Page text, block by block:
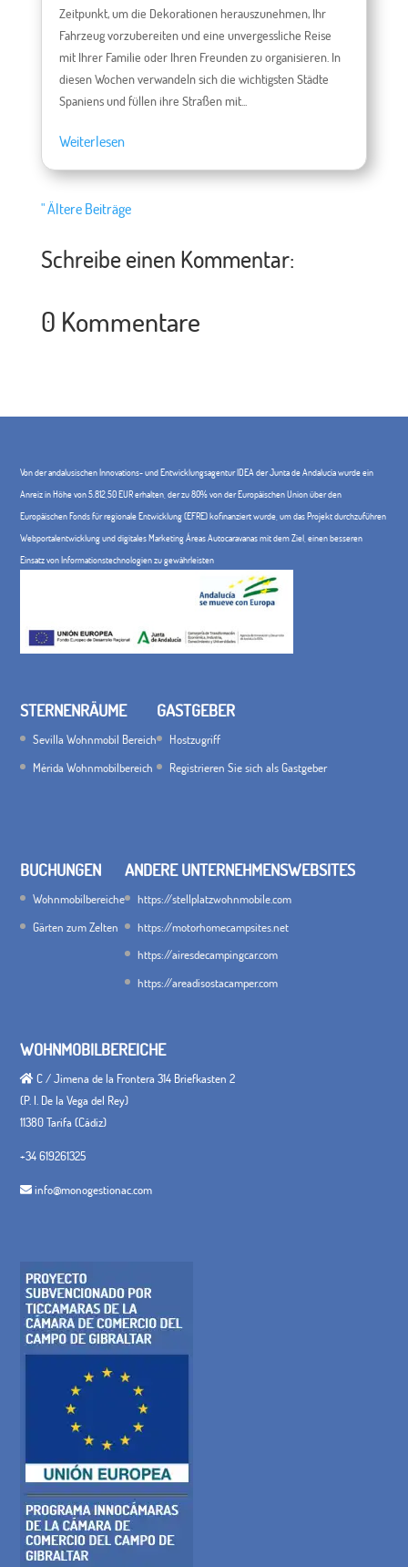
Zeitpunkt, um die Dekorationen herauszunehmen, Ihr
Fahrzeug vorzubereiten und eine unvergessliche Reise
mit Ihrer Familie oder Ihren Freunden zu organisieren. In
diesen Wochen verwandeln sich die wichtigsten Städte
Spaniens und füllen ihre Straßen mit...
Weiterlesen
" Ältere Beiträge
Schreibe einen Kommentar:
0 Kommentare
Von der andalusischen Innovations- und Entwicklungsagentur IDEA der Junta de Andalucía wurde ein
Anreiz in Höhe von 5.812,50 EUR erhalten, der zu 80% von der Europäischen Union über den
Europäischen Fonds für regionale Entwicklung (EFRE) kofinanziert wurde, um das Projekt durchzuführen
Webportalentwicklung und digitales Marketing Áreas Autocaravanas mit dem Ziel, einen besseren
Einsatz von Informationstechnologien zu gewährleisten
STERNENRÄUME
Sevilla Wohnmobil Bereich
Mérida Wohnmobilbereich
GASTGEBER
Hostzugriff
Registrieren Sie sich als Gastgeber
BUCHUNGEN
Wohnmobilbereiche
Gärten zum Zelten
ANDERE UNTERNEHMENSWEBSITES
https://stellplatzwohnmobile.com
https://motorhomecampsites.net
https://airesdecampingcar.com
https://areadisostacamper.com
WOHNMOBILBEREICHE
C / Jimena de la Frontera 314 Briefkasten 2
(P. I. De la Vega del Rey)
11380 Tarifa (Cádiz)
+34 619261325
info@monogestionac.com